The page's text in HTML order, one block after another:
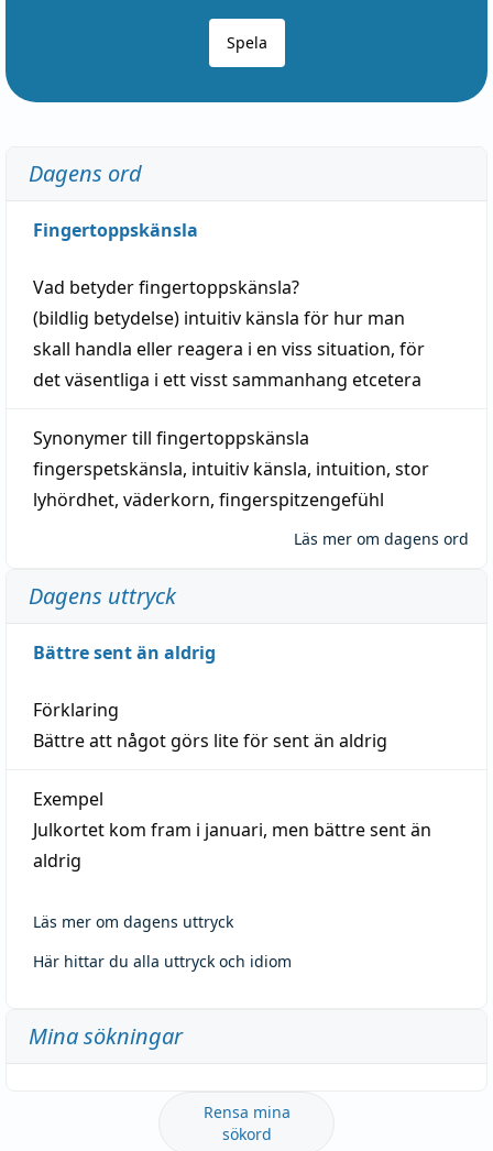
Spela
Dagens ord
Fingertoppskänsla
Vad betyderfingertoppskänsla?
(bildlig betydelse) intuitiv känsla för hur man
skall handla eller reagera i en viss situation, för
det väsentliga i ett visstsammanhang etcetera
Synonymer till fingertoppskänsla
fingerspetskänsla, intuitiv känsla, intuition, stor
lyhördhet, väderkorn, fingerspitzengefühl
Läs mer om dagens ord
Dagens uttryck
Bättre sent än aldrig
Förklaring
Bättre att något görs lite för sent än aldrig
Exempel
Julkortet kom fram i januari, men bättre sent än
aldrig
Läs mer om dagens uttryck
Här hittar du alla uttryck och idiom
Mina sökningar
Rensa mina
sökord